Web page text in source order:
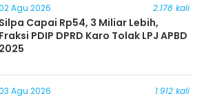
Agu 2026 2.178 kali
Silpa Capai Rp54, 3 Miliar Lebih,
Fraksi PDIP DPRD Karo Tolak LPJ APBD
2025
Agu 2026 1.912 kali